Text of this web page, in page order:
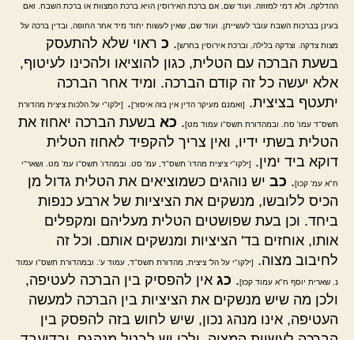
ההדלקה. ולא דמי למזוזה. ועוד שם, אם ברכת האירוסין הויא ברכת המצוות או ברכת השבח. ואם
בעינן בברכות השבח עובר לעשייתן. ועוד שם, שאין לעשות יחוד מיד אחר החופה, ובדין ברכה על
מצות צדקה. וצדקה בלילה, וברכת אירוסין בחרש]. כ ראוי שלא להתעסק
בשעת הברכה עם הטלית, כגון להוציאו ולהכינו לעיטוף,
אלא יעשה כל זה קודם הברכה. ומיד אחר הברכה
יתעטף בציצית.
[ואמנם מעיקר הדין אין בזה איסור]. [ילקו"י על הלכות ציצית מהדורת
תשס"ד עמו' סח. ובמהדורת תשס"ו עמוד מט]. כא בשעת הברכה יאחוז את
הטלית בשתי ידיו, ואין צריך להקפיד לאחוז הטלית
דוקא ביד ימין.
[ילקו"י ציצית מהדו' תשס"ד, עמ' סט. ובמהדו' תשס"ו עמ' מט. ושאר"י
ח"א עמ' קכו]. כב יש נוהגים כשמוציאים את הטלית גדול מן
הכיס ללובשו, מנשקים את הציציות של ארבע כנפות
ביחד. וכן בעת שפושטים הטלית מעליהם ומקפלים
אותו, אוחזים בד' הציציות ומנשקים אותם. וכל זה
לחיבוב מצוה.
[ילקו"י על הל' ציצית, מהדורת תשס"ד, עמוד ע'. ובמהדורת תשס"ו עמוד
נ. שארית יוסף ח"א עמוד קכז]. כג אין להפסיק בין הברכה לעטיפה,
ולכן מה שיש מנשקים את הציציות בין הברכה למעשה
העטיפה, אינו מנהג נכון, שיש לחוש בזה להפסק בין